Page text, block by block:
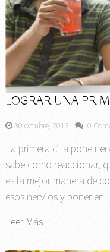
LOGRAR UNA
30 octubre, 2013 0
La primera cita pone
sabe como reaccionar,
es la mejor manera de
esos nervios y poner en
Leer Más